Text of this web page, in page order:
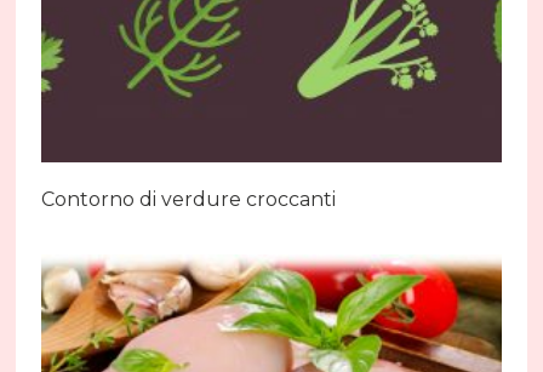
Contorno di verdure croccanti